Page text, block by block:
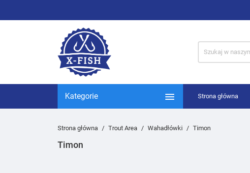
Kategorie  Strona główna
Strona główna Trout Area Wahadłówki Timon
Timon